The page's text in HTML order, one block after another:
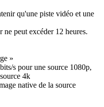
qu'une piste vidéo et une
peut excéder 12 heures.
»
s pour une source 1080p,
4k
native de la source